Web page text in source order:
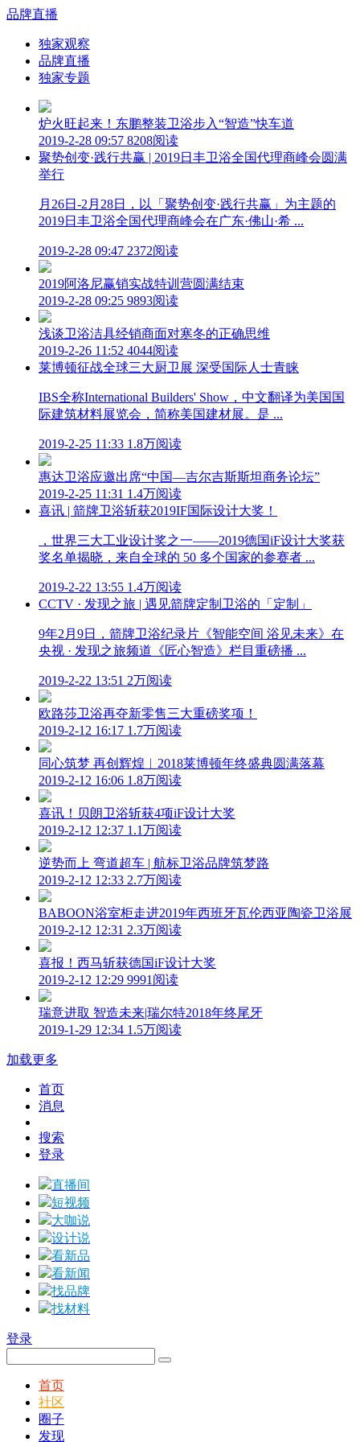
品牌直播
独家观察
品牌直播
独家专题
炉火旺起来！东鹏整装卫浴步入“智造”快车道
2019-2-28 09:57 8208阅读
聚势创变·践行共赢 | 2019日丰卫浴全国代理商峰会圆满
举行
月26日-2月28日，以「聚势创变·践行共赢」为主题的
2019日丰卫浴全国代理商峰会在广东·佛山·希 ...
2019-2-28 09:47 2372阅读
2019阿洛尼赢销实战特训营圆满结束
2019-2-28 09:25 9893阅读
浅谈卫浴洁具经销商面对寒冬的正确思维
2019-2-26 11:52 4044阅读
莱博顿征战全球三大厨卫展 深受国际人士青睐
IBS全称International Builders' Show，中文翻译为美国国
际建筑材料展览会，简称美国建材展。是 ...
2019-2-25 11:33 1.8万阅读
惠达卫浴应邀出席“中国—吉尔吉斯斯坦商务论坛”
2019-2-25 11:31 1.4万阅读
喜讯 | 箭牌卫浴斩获2019IF国际设计大奖！
，世界三大工业设计奖之一——2019德国iF设计大奖获
奖名单揭晓，来自全球的 50 多个国家的参赛者 ...
2019-2-22 13:55 1.4万阅读
CCTV · 发现之旅 | 遇见箭牌定制卫浴的「定制」
9年2月9日，箭牌卫浴纪录片《智能空间 浴见未来》在
央视 · 发现之旅频道《匠心智造》栏目重磅播 ...
2019-2-22 13:51 2万阅读
欧路莎卫浴再夺新零售三大重磅奖项！
2019-2-12 16:17 1.7万阅读
同心筑梦 再创辉煌︱2018莱博顿年终盛典圆满落幕
2019-2-12 16:06 1.8万阅读
喜讯！贝朗卫浴斩获4项iF设计大奖
2019-2-12 12:37 1.1万阅读
逆势而上 弯道超车 | 航标卫浴品牌筑梦路
2019-2-12 12:33 2.7万阅读
BABOON浴室柜走进2019年西班牙瓦伦西亚陶瓷卫浴展
2019-2-12 12:31 2.3万阅读
喜报！西马斩获德国iF设计大奖
2019-2-12 12:29 9991阅读
瑞意进取 智造未来|瑞尔特2018年终尾牙
2019-1-29 12:34 1.5万阅读
加载更多
首页
消息
搜索
登录
直播间
短视频
大咖说
设计说
看新品
看新闻
找品牌
找材料
登录
首页
社区
圈子
发现